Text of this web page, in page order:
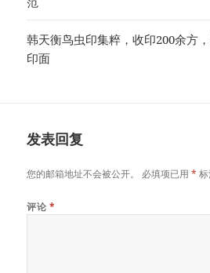
韩天衡鸟虫印集粹，收印200余方
印面
发表回复
您的邮箱地址不会被公开。 必填项已用*
评论 *